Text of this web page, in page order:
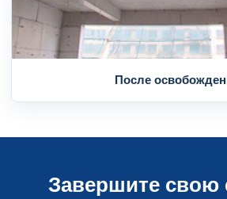
После
Завершите свою